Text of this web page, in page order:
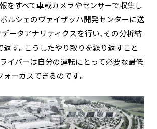
をすべて車載カメラやセンサーで収集し
ルシェのヴァイザッハ開発センターに送
ータアナリティクスを行い、その分析結
す。こうしたやり取りを繰り返すこと
イバーは自分の運転にとって必要な最低
ーカスできるのです。